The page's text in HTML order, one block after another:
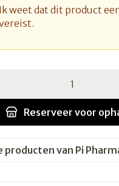
Ik weet dat dit product
Reserveer voor
producten van Pi